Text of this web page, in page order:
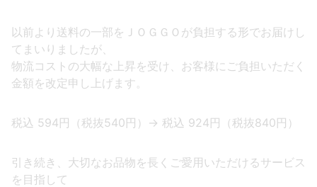
以前より送料の一部をＪＯＧＧＯが負担する形でお届けし
てまいりましたが、
物流コストの大幅な上昇を受け、お客様にご負担いただく
金額を改定申し上げます。
税込 594円（税抜540円）→ 税込 924円（税抜840円）
引き続き、大切なお品物を長くご愛用いただけるサービス
を目指して